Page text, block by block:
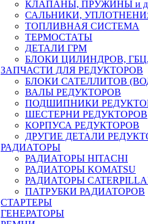
КЛАПАНЫ, ПРУЖИНЫ и
САЛЬНИКИ,
ТОПЛИВНАЯ СИСТЕМА
ТЕРМОСТАТЫ
ДЕТАЛИ ГРМ
БЛОКИ ЦИЛИНДРОВ,
ЗАПЧАСТИ ДЛЯ РЕДУКТОРОВ
БЛОКИ САТЕЛЛИТОВ
ВАЛЫ РЕДУКТОРОВ
ПОДШИПНИКИ
ШЕСТЕРНИ РЕДУКТОРОВ
КОРПУСА РЕДУКТОРОВ
ДРУГИЕ ДЕТАЛИ
РАДИАТОРЫ
РАДИАТОРЫ HITACHI
РАДИАТОРЫ KOMATSU
РАДИАТОРЫ
ПАТРУБКИ РАДИАТОРОВ
СТАРТЕРЫ
ГЕНЕРАТОРЫ